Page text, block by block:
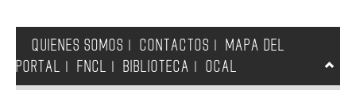
QUIENES SOMOS CONTACTOS
MAPA DEL
PORTAL
FNCL BIBLIOTECA OCAL